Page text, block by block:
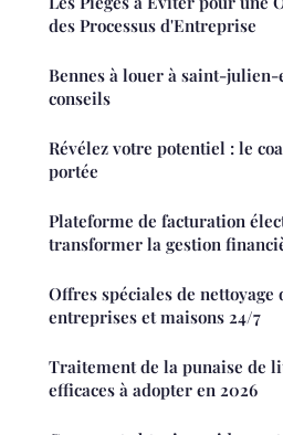
des Processus d'Entreprise
Bennes à louer à saint-
conseils
Révélez votre potentiel : le
portée
Plateforme de facturation
transformer la gestion
Offres spéciales de nettoyage
entreprises et maisons 24/7
Traitement de la punaise de
efficaces à adopter en 2026